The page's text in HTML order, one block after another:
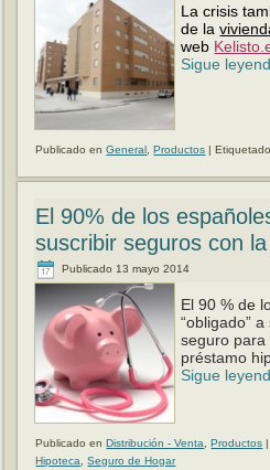
La crisis
de la
web
Sigue
Publicado en General ,Productos |Etiquetado
El 90% de los
suscribir seguros con
Publicado 13 mayo 2014
El 90 % de
“obligado”
seguro para
préstamo
Sigue
Publicado en Distribución - Venta ,Productos
Hipoteca
,Seguro de Hogar